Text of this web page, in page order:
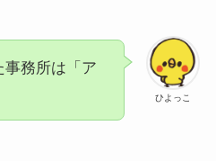
ひよっこ
事務所は「ア